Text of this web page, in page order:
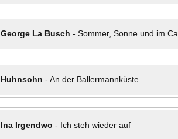
George La Busch - Sommer, Sonne und im
Huhnsohn - An der Ballermannküste
Ina Irgendwo - Ich steh wieder auf